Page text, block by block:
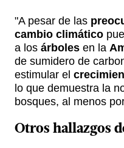
"A pesar de las
cambio climático
a los árboles en la
de sumidero de
estimular el
lo que demuestra la
bosques, al menos
Otros hallazgos